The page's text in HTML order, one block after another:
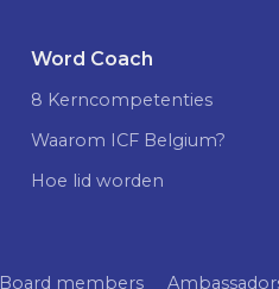
Word Coach
8 Kerncompetenties
Waarom ICF Belgium?
Hoe lid worden
Board members